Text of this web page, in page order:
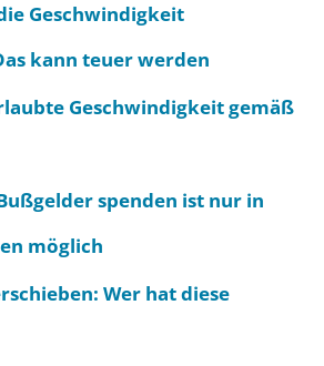
Geschwindigkeit
kann teuer werden
Geschwindigkeit gemäß
spenden ist nur in
möglich
Wer hat diese